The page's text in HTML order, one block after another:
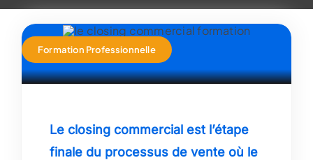
Formation Professionnelle
Le closing commercial est l’étape
finale du processus de vente où le